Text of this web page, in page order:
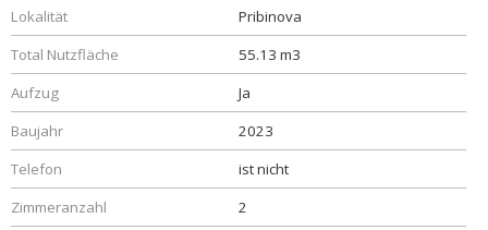
Lokalität
Pribinova
Total Nutzfläche
55.13 m3
Aufzug
Ja
Baujahr
2023
Telefon
ist nicht
Zimmeranzahl
2